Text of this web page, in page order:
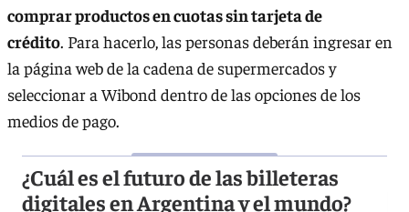
comprar productos en cuotas sin tarjeta de
crédito. Para hacerlo, las personas deberán ingresar en
la página web de la cadena de supermercados y
seleccionar a Wibond dentro de las opciones de los
medios de pago.
¿Cuál es el futuro de las billeteras
digitales en Argentina y el mundo?